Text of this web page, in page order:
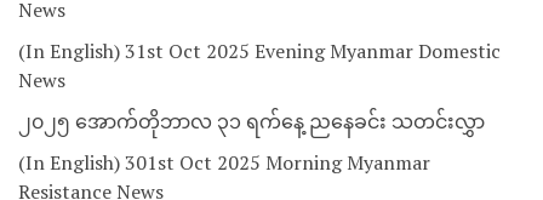
News
(In English) 31st Oct 2025 Evening Myanmar Domestic
News
၂၀၂၅ အောက်တိုဘာလ ၃၁ ရက်နေ့ ညနေခင်း သတင်းလွှာ
(In English) 301st Oct 2025 Morning Myanmar
Resistance News